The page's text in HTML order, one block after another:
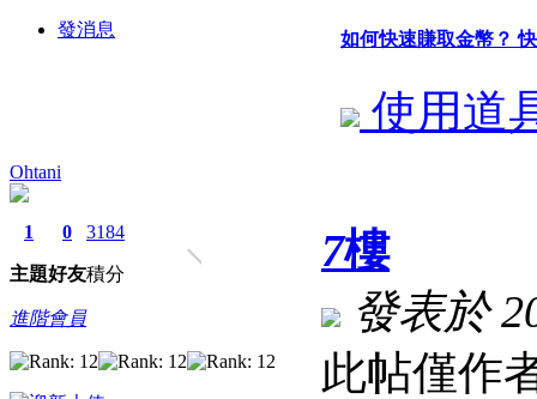
發消息
如何快速賺取金幣？
使用道
Ohtani
1
主題
0
好友
3184
積分
進階會員
7樓
發表於
此帖僅作